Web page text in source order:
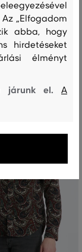
66 990 Ft
33 490 Ft
„Elfogadom
abba, hogy
hirdetéseket
élményt
járunk el.A